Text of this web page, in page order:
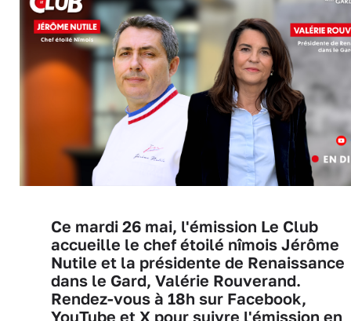
Ce mardi 26 mai, l'émission Le Club
accueille le chef étoilé nîmois Jérôme
Nutile et la présidente de Renaissance
dans le Gard, Valérie Rouverand.
Rendez-vous à 18h sur Facebook,
YouTube et X pour suivre l'émission en